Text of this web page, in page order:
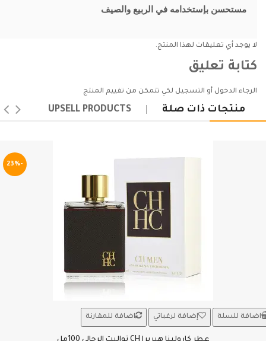
مستحسن بإستخدامه في الربيع والصيف
لا يوجد أي تعليقات لهذا المنتج.
كتابة تعليق
الرجاء الدخول أو التسجيل لكي تتمكن من تقييم المنتج
منتجات ذات صلة UPSELL PRODUCTS
-23%
اضافة للسلة إضافة لرغباتي اضافة للمقارنة